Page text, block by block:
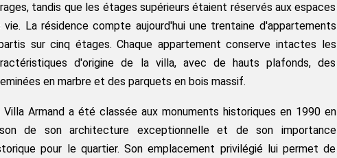
tandis que les étages supérieurs étaient réservés aux espaces
vie. La résidence compte aujourd'hui une trentaine d'appartements
sur cinq étages. Chaque appartement conserve intactes les
d'origine de la villa, avec de hauts plafonds, des
en marbre et des parquets en bois massif.
Villa Armand a été classée aux monuments historiques en 1990 en
de son architecture exceptionnelle et de son importance
pour le quartier. Son emplacement privilégié lui permet de